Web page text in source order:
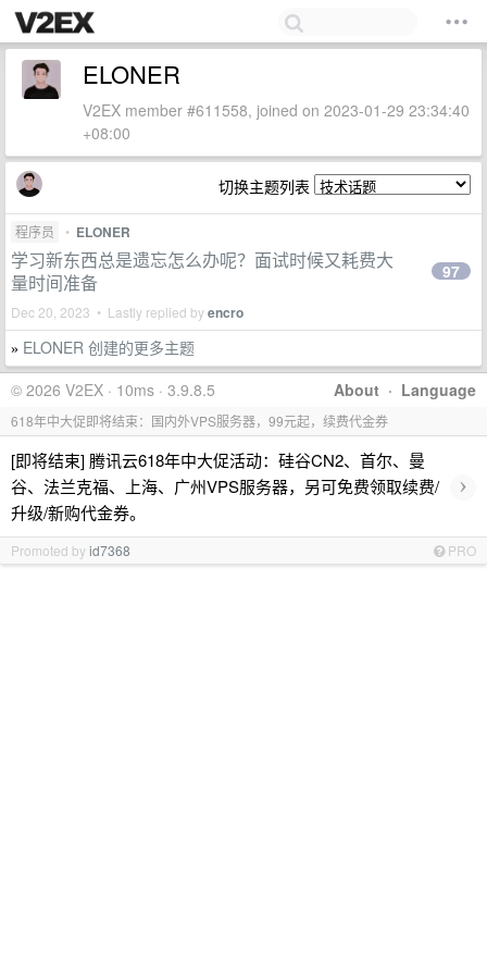
ELONER
V2EX member #611558, joined on 2023-01-29 23:34:40
+08:00
切换主题列表
程序员 • ELONER
学习新东西总是遗忘怎么办呢？面试时候又耗费大
量时间准备
Dec 20, 2023 • Lastly replied byencro
97
» ELONER 创建的更多主题
About · Language
© 2026 V2EX · 10ms · 3.9.8.5
618年中大促即将结束：国内外VPS服务器，99元起，续费代金券
[即将结束] 腾讯云618年中大促活动：硅谷CN2、首尔、曼
谷、法兰克福、上海、广州VPS服务器，另可免费领取续费/
升级/新购代金券。
›
Promoted byid7368 PRO